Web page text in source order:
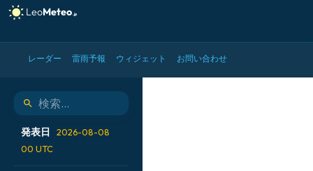
レーダー 雷雨予報 ウィジェット お問い合わせ
GFS モデル - アメリカ合衆
発表日
2026-08-08
00 UTC